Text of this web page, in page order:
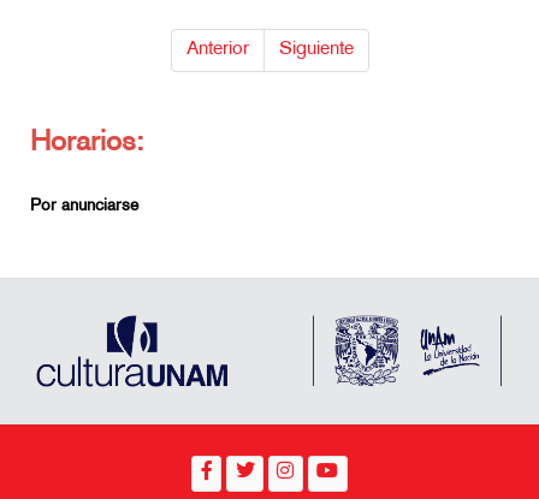
Anterior Siguiente
Horarios:
Por anunciarse